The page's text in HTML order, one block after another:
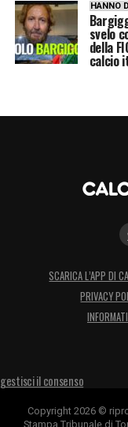
HANNO
svelo
della
calcio
SCARICA L’APP DI
PRIVACY
gestisci il consenso
Copyright 2026 ©
Stampa Tribunale di